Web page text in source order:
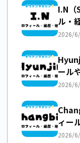
I.N（
ル・
2026/
ール
2026/
ィー
2026/